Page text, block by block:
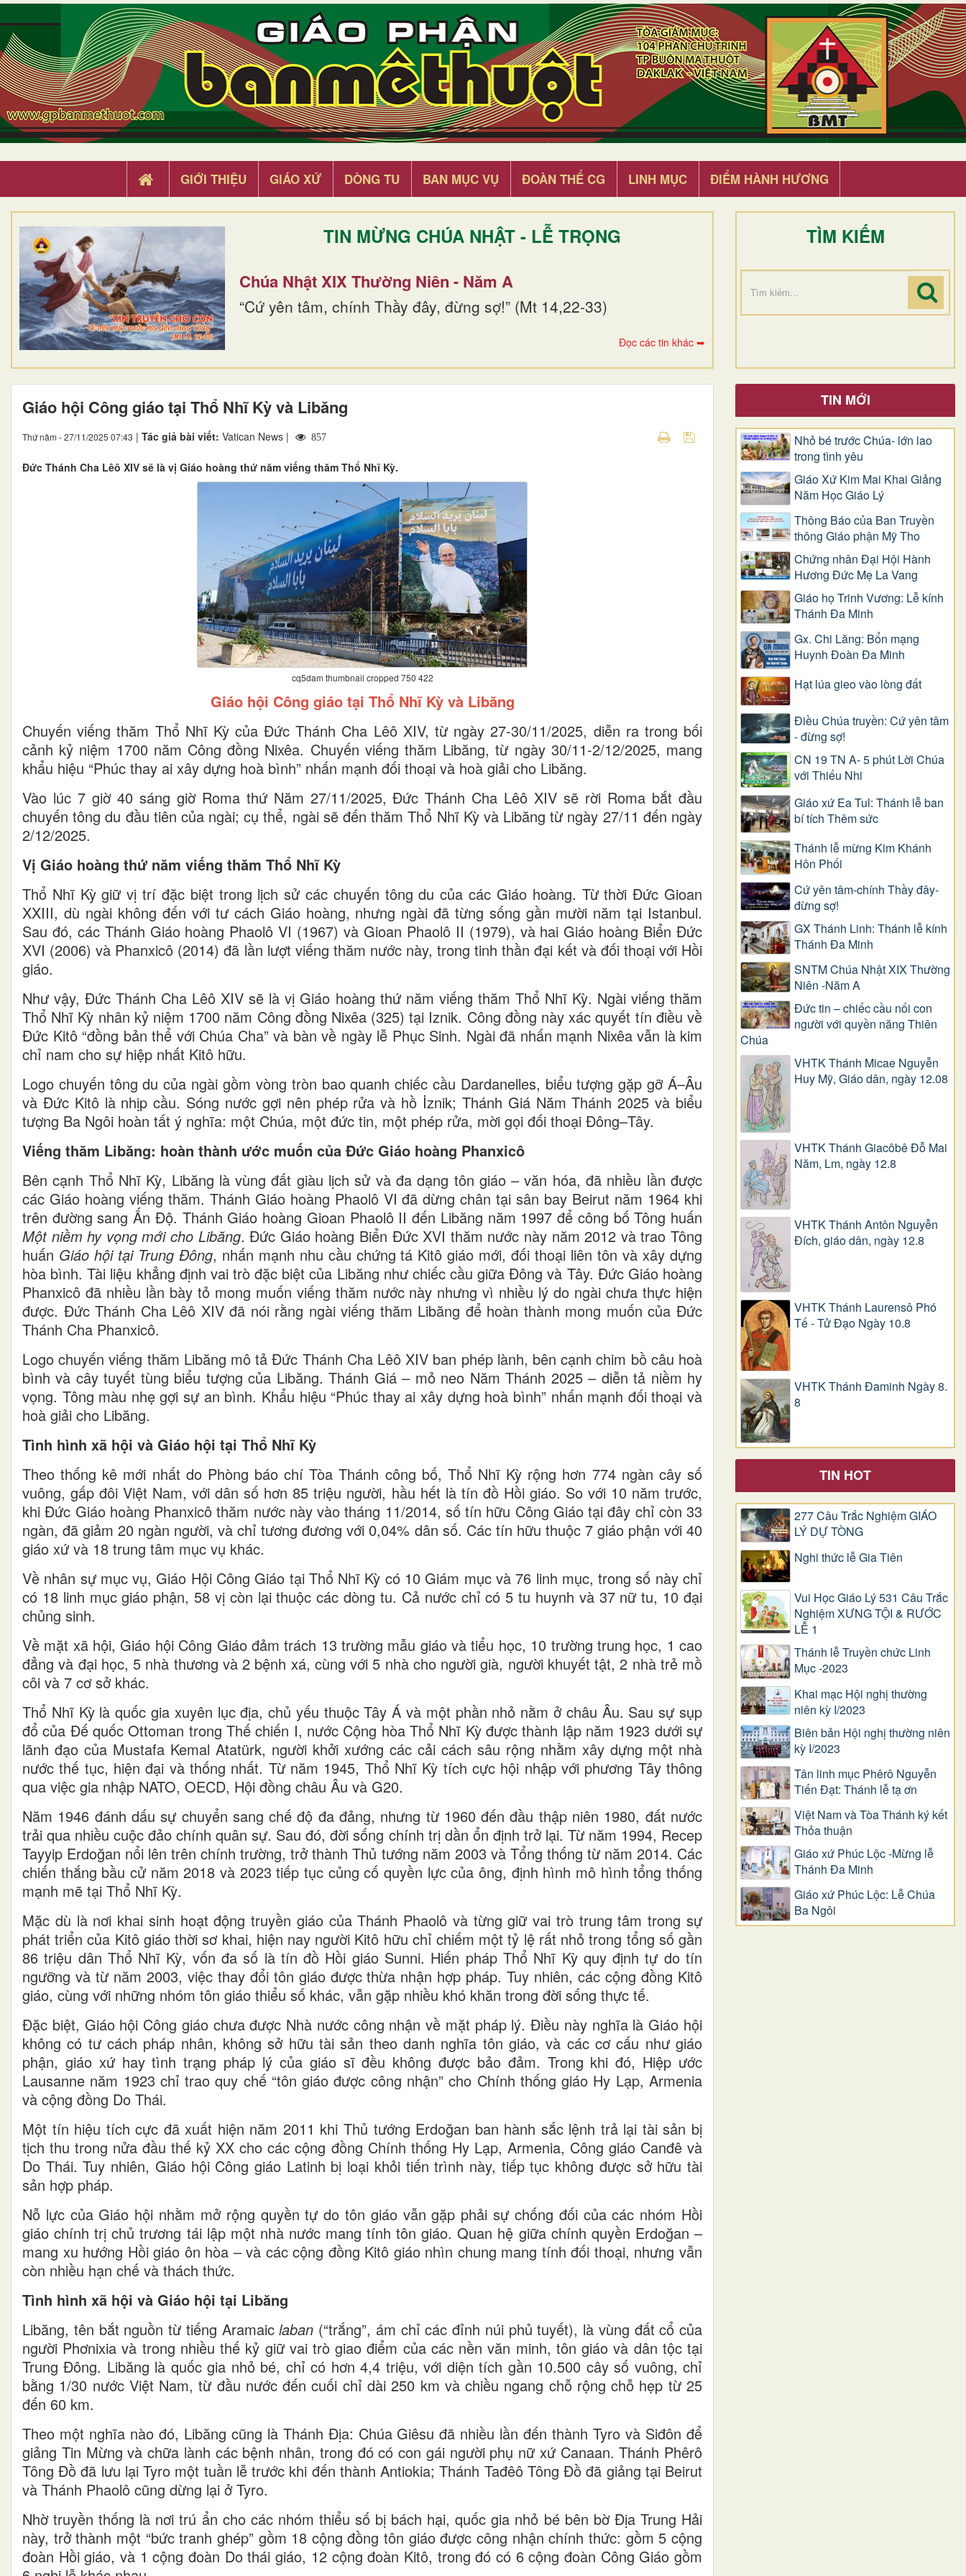
GIỚI THIỆU GIÁO XỨ DÒNG TU BAN MỤC VỤ ĐOÀN THỂ CG LINH MỤC ĐIỂM HÀNH HƯƠNG
TIN MỪNG CHÚA NHẬT - LỄ TRỌNG
Chúa Nhật XIX Thường Niên - Năm A
“Cứ yên tâm, chính Thầy đây, đừng sợ!” (Mt 14,22-33)
Đọc các tin khác ➥
TÌM KIẾM
Giáo hội Công giáo tại Thổ Nhĩ Kỳ và Libăng
Thứ năm - 27/11/2025 07:43 | Tác giả bài viết: Vatican News | 857
Đức Thánh Cha Lêô XIV sẽ là vị Giáo hoàng thứ năm viếng thăm Thổ Nhĩ Kỳ.
cq5dam thumbnail cropped 750 422
Giáo hội Công giáo tại Thổ Nhĩ Kỳ và Libăng
Chuyến viếng thăm Thổ Nhĩ Kỳ của Đức Thánh Cha Lêô XIV, từ ngày 27-30/11/2025, diễn ra trong bối
cảnh kỷ niệm 1700 năm Công đồng Nixêa. Chuyến viếng thăm Libăng, từ ngày 30/11-2/12/2025, mang
khẩu hiệu “Phúc thay ai xây dựng hoà bình” nhấn mạnh đối thoại và hoà giải cho Libăng.
Vào lúc 7 giờ 40 sáng giờ Roma thứ Năm 27/11/2025, Đức Thánh Cha Lêô XIV sẽ rời Roma bắt đầu
chuyến tông du đầu tiên của ngài; cụ thể, ngài sẽ đến thăm Thổ Nhĩ Kỳ và Libăng từ ngày 27/11 đến ngày
2/12/2025.
Vị Giáo hoàng thứ năm viếng thăm Thổ Nhĩ Kỳ
Thổ Nhĩ Kỳ giữ vị trí đặc biệt trong lịch sử các chuyến tông du của các Giáo hoàng. Từ thời Đức Gioan
XXIII, dù ngài không đến với tư cách Giáo hoàng, nhưng ngài đã từng sống gần mười năm tại Istanbul.
Sau đó, các Thánh Giáo hoàng Phaolô VI (1967) và Gioan Phaolô II (1979), và hai Giáo hoàng Biển Đức
XVI (2006) và Phanxicô (2014) đã lần lượt viếng thăm nước này, trong tinh thần đại kết và đối thoại với Hồi
giáo.
Như vậy, Đức Thánh Cha Lêô XIV sẽ là vị Giáo hoàng thứ năm viếng thăm Thổ Nhĩ Kỳ. Ngài viếng thăm
Thổ Nhĩ Kỳ nhân kỷ niệm 1700 năm Công đồng Nixêa (325) tại Iznik. Công đồng này xác quyết tín điều về
Đức Kitô “đồng bản thể với Chúa Cha” và bàn về ngày lễ Phục Sinh. Ngài đã nhấn mạnh Nixêa vẫn là kim
chỉ nam cho sự hiệp nhất Kitô hữu.
Logo chuyến tông du của ngài gồm vòng tròn bao quanh chiếc cầu Dardanelles, biểu tượng gặp gỡ Á–Âu
và Đức Kitô là nhịp cầu. Sóng nước gợi nên phép rửa và hồ İznik; Thánh Giá Năm Thánh 2025 và biểu
tượng Ba Ngôi hoàn tất ý nghĩa: một Chúa, một đức tin, một phép rửa, mời gọi đối thoại Đông–Tây.
Viếng thăm Libăng: hoàn thành ước muốn của Đức Giáo hoàng Phanxicô
Bên cạnh Thổ Nhĩ Kỳ, Libăng là vùng đất giàu lịch sử và đa dạng tôn giáo – văn hóa, đã nhiều lần được
các Giáo hoàng viếng thăm. Thánh Giáo hoàng Phaolô VI đã dừng chân tại sân bay Beirut năm 1964 khi
trên đường sang Ấn Độ. Thánh Giáo hoàng Gioan Phaolô II đến Libăng năm 1997 để công bố Tông huấn
Một niềm hy vọng mới cho Libăng. Đức Giáo hoàng Biển Đức XVI thăm nước này năm 2012 và trao Tông
huấn Giáo hội tại Trung Đông, nhấn mạnh nhu cầu chứng tá Kitô giáo mới, đối thoại liên tôn và xây dựng
hòa bình. Tài liệu khẳng định vai trò đặc biệt của Libăng như chiếc cầu giữa Đông và Tây. Đức Giáo hoàng
Phanxicô đã nhiều lần bày tỏ mong muốn viếng thăm nước này nhưng vì nhiều lý do ngài chưa thực hiện
được. Đức Thánh Cha Lêô XIV đã nói rằng ngài viếng thăm Libăng để hoàn thành mong muốn của Đức
Thánh Cha Phanxicô.
Logo chuyến viếng thăm Libăng mô tả Đức Thánh Cha Lêô XIV ban phép lành, bên cạnh chim bồ câu hoà
bình và cây tuyết tùng biểu tượng của Libăng. Thánh Giá – mỏ neo Năm Thánh 2025 – diễn tả niềm hy
vọng. Tông màu nhẹ gợi sự an bình. Khẩu hiệu “Phúc thay ai xây dựng hoà bình” nhấn mạnh đối thoại và
hoà giải cho Libăng.
Tình hình xã hội và Giáo hội tại Thổ Nhĩ Kỳ
Theo thống kê mới nhất do Phòng báo chí Tòa Thánh công bố, Thổ Nhĩ Kỳ rộng hơn 774 ngàn cây số
vuông, gấp đôi Việt Nam, với dân số hơn 85 triệu người, hầu hết là tín đồ Hồi giáo. So với 10 năm trước,
khi Đức Giáo hoàng Phanxicô thăm nước này vào tháng 11/2014, số tín hữu Công Giáo tại đây chỉ còn 33
ngàn, đã giảm 20 ngàn người, và chỉ tương đương với 0,04% dân số. Các tín hữu thuộc 7 giáo phận với 40
giáo xứ và 18 trung tâm mục vụ khác.
Về nhân sự mục vụ, Giáo Hội Công Giáo tại Thổ Nhĩ Kỳ có 10 Giám mục và 76 linh mục, trong số này chỉ
có 18 linh mục giáo phận, 58 vị còn lại thuộc các dòng tu. Cả nước chỉ có 5 tu huynh và 37 nữ tu, 10 đại
chủng sinh.
Về mặt xã hội, Giáo hội Công Giáo đảm trách 13 trường mẫu giáo và tiểu học, 10 trường trung học, 1 cao
đẳng và đại học, 5 nhà thương và 2 bệnh xá, cùng với 5 nhà cho người già, người khuyết tật, 2 nhà trẻ mồ
côi và 7 cơ sở khác.
Thổ Nhĩ Kỳ là quốc gia xuyên lục địa, chủ yếu thuộc Tây Á và một phần nhỏ nằm ở châu Âu. Sau sự sụp
đổ của Đế quốc Ottoman trong Thế chiến I, nước Cộng hòa Thổ Nhĩ Kỳ được thành lập năm 1923 dưới sự
lãnh đạo của Mustafa Kemal Atatürk, người khởi xướng các cải cách sâu rộng nhằm xây dựng một nhà
nước thế tục, hiện đại và thống nhất. Từ năm 1945, Thổ Nhĩ Kỳ tích cực hội nhập với phương Tây thông
qua việc gia nhập NATO, OECD, Hội đồng châu Âu và G20.
Năm 1946 đánh dấu sự chuyển sang chế độ đa đảng, nhưng từ 1960 đến đầu thập niên 1980, đất nước
trải qua nhiều cuộc đảo chính quân sự. Sau đó, đời sống chính trị dần ổn định trở lại. Từ năm 1994, Recep
Tayyip Erdoğan nổi lên trên chính trường, trở thành Thủ tướng năm 2003 và Tổng thống từ năm 2014. Các
chiến thắng bầu cử năm 2018 và 2023 tiếp tục củng cố quyền lực của ông, định hình mô hình tổng thống
mạnh mẽ tại Thổ Nhĩ Kỳ.
Mặc dù là nơi khai sinh hoạt động truyền giáo của Thánh Phaolô và từng giữ vai trò trung tâm trong sự
phát triển của Kitô giáo thời sơ khai, hiện nay người Kitô hữu chỉ chiếm một tỷ lệ rất nhỏ trong tổng số gần
86 triệu dân Thổ Nhĩ Kỳ, vốn đa số là tín đồ Hồi giáo Sunni. Hiến pháp Thổ Nhĩ Kỳ quy định tự do tín
ngưỡng và từ năm 2003, việc thay đổi tôn giáo được thừa nhận hợp pháp. Tuy nhiên, các cộng đồng Kitô
giáo, cùng với những nhóm tôn giáo thiểu số khác, vẫn gặp nhiều khó khăn trong đời sống thực tế.
Đặc biệt, Giáo hội Công giáo chưa được Nhà nước công nhận về mặt pháp lý. Điều này nghĩa là Giáo hội
không có tư cách pháp nhân, không sở hữu tài sản theo danh nghĩa tôn giáo, và các cơ cấu như giáo
phận, giáo xứ hay tình trạng pháp lý của giáo sĩ đều không được bảo đảm. Trong khi đó, Hiệp ước
Lausanne năm 1923 chỉ trao quy chế “tôn giáo được công nhận” cho Chính thống giáo Hy Lạp, Armenia
và cộng đồng Do Thái.
Một tín hiệu tích cực đã xuất hiện năm 2011 khi Thủ tướng Erdoğan ban hành sắc lệnh trả lại tài sản bị
tịch thu trong nửa đầu thế kỷ XX cho các cộng đồng Chính thống Hy Lạp, Armenia, Công giáo Canđê và
Do Thái. Tuy nhiên, Giáo hội Công giáo Latinh bị loại khỏi tiến trình này, tiếp tục không được sở hữu tài
sản hợp pháp.
Nỗ lực của Giáo hội nhằm mở rộng quyền tự do tôn giáo vẫn gặp phải sự chống đối của các nhóm Hồi
giáo chính trị chủ trương tái lập một nhà nước mang tính tôn giáo. Quan hệ giữa chính quyền Erdoğan –
mang xu hướng Hồi giáo ôn hòa – và các cộng đồng Kitô giáo nhìn chung mang tính đối thoại, nhưng vẫn
còn nhiều hạn chế và thách thức.
Tình hình xã hội và Giáo hội tại Libăng
Libăng, tên bắt nguồn từ tiếng Aramaiclaban (“trắng”, ám chỉ các đỉnh núi phủ tuyết), là vùng đất cổ của
người Phơnixia và trong nhiều thế kỷ giữ vai trò giao điểm của các nền văn minh, tôn giáo và dân tộc tại
Trung Đông. Libăng là quốc gia nhỏ bé, chỉ có hơn 4,4 triệu, với diện tích gần 10.500 cây số vuông, chỉ
bằng 1/30 nước Việt Nam, từ đầu nước đến cuối chỉ dài 250 km và chiều ngang chỗ rộng chỗ hẹp từ 25
đến 60 km.
Theo một nghĩa nào đó, Libăng cũng là Thánh Địa: Chúa Giêsu đã nhiều lần đến thành Tyro và Siđôn để
giảng Tin Mừng và chữa lành các bệnh nhân, trong đó có con gái người phụ nữ xứ Canaan. Thánh Phêrô
Tông Đồ đã lưu lại Tyro một tuần lễ trước khi đến thành Antiokia; Thánh Tađêô Tông Đồ đã giảng tại Beirut
và Thánh Phaolô cũng dừng lại ở Tyro.
Nhờ truyền thống là nơi trú ẩn cho các nhóm thiểu số bị bách hại, quốc gia nhỏ bé bên bờ Địa Trung Hải
này, trở thành một “bức tranh ghép” gồm 18 cộng đồng tôn giáo được công nhận chính thức: gồm 5 cộng
đoàn Hồi giáo, và 1 cộng đoàn Do thái giáo, 12 cộng đoàn Kitô, trong đó có 6 cộng đoàn Công Giáo gồm
TIN MỚI
Nhỏ bé trước Chúa- lớn lao
trong tình yêu
Giáo Xứ Kim Mai Khai Giảng
Năm Học Giáo Lý
Thông Báo của Ban Truyền
thông Giáo phận Mỹ Tho
Chứng nhân Đại Hội Hành
Hương Đức Mẹ La Vang
Giáo họ Trinh Vương: Lễ kính
Thánh Đa Minh
Gx. Chi Lăng: Bổn mạng
Huynh Đoàn Đa Minh
Hạt lúa gieo vào lòng đất
Điều Chúa truyền: Cứ yên tâm
- đừng sợ!
CN 19 TN A- 5 phút Lời Chúa
với Thiếu Nhi
Giáo xứ Ea Tul: Thánh lễ ban
bí tích Thêm sức
Thánh lễ mừng Kim Khánh
Hôn Phối
Cứ yên tâm-chính Thầy đây-
đừng sợ!
GX Thánh Linh: Thánh lễ kính
Thánh Đa Minh
SNTM Chúa Nhật XIX Thường
Niên -Năm A
Đức tin – chiếc cầu nối con
người với quyền năng Thiên
Chúa
VHTK Thánh Micae Nguyễn
Huy Mỹ, Giáo dân, ngày 12.08
VHTK Thánh Giacôbê Ðỗ Mai
Năm, Lm, ngày 12.8
VHTK Thánh Antôn Nguyễn
Ðích, giáo dân, ngày 12.8
VHTK Thánh Laurensô Phó
Tế - Tử Đạo Ngày 10.8
VHTK Thánh Đaminh Ngày 8.
8
TIN HOT
277 Câu Trắc Nghiệm GIÁO
LÝ DỰ TÒNG
Nghi thức lễ Gia Tiên
Vui Học Giáo Lý 531 Câu Trắc
Nghiệm XƯNG TỘI & RƯỚC
LỄ 1
Thánh lễ Truyền chức Linh
Mục -2023
Khai mạc Hội nghị thường
niên kỳ I/2023
Biên bản Hội nghị thường niên
kỳ I/2023
Tân linh mục Phêrô Nguyễn
Tiến Đạt: Thánh lễ tạ ơn
Việt Nam và Tòa Thánh ký kết
Thỏa thuận
Giáo xứ Phúc Lộc -Mừng lễ
Thánh Đa Minh
Giáo xứ Phúc Lộc: Lễ Chúa
Ba Ngôi